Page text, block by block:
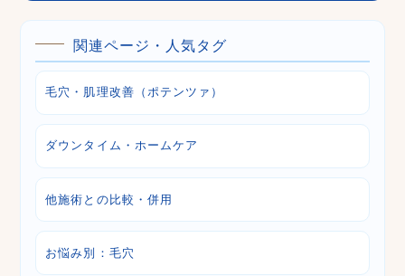
関連ページ・人気タグ
毛穴・肌理改善（ポテンツァ）
ダウンタイム・ホームケア
他施術との比較・併用
お悩み別：毛穴